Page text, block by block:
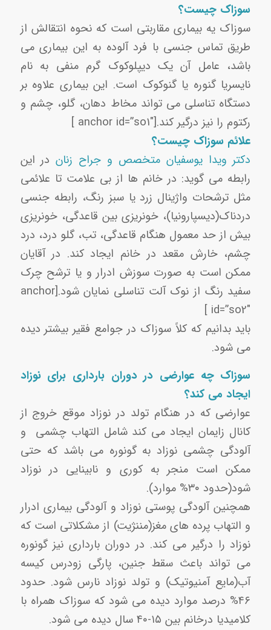
سوزاک چیست؟
سوزاک یه بیماری مقاربتی است که نحوه انتقالش از
طریق تماس جنسی با فرد آلوده به این بیماری می
باشد، عامل آن یک دیپلوکوک گرم منفی به نام
نایسریا گنوره یا گنوکوک است. این بیماری علاوه بر
دستگاه تناسلی می تواند مخاط دهان، گلو، چشم و
رکتوم را نیز درگیر کند.[anchor id=”so1″ ]
علائم سوزاک چیست؟
دکتر ویدا یوسفیان متخصص و جراح زناندر این
رابطه می گوید: در خانم ها از بی علامت تا علائمی
مثل ترشحات واژینال زرد یا سبز رنگ، رابطه جنسی
دردناک(دیسپارونیا)، خونریزی بین قاعدگی، خونریزی
بیش از حد معمول هنگام قاعدگی، تب، گلو درد، درد
چشم، خارش مقعد در خانم ایجاد کند. در آقایان
ممکن است به صورت سوزش ادرار و یا ترشح چرک
سفید رنگ از نوک آلت تناسلی نمایان شود.[anchor
id=”so2″ ]
باید بدانیم که کلاً سوزاک در جوامع فقیر بیشتر دیده
می شود.
سوزاک چه عوارضی در دوران بارداری برای نوزاد
ایجاد می کند؟
عوارضی که در هنگام تولد در نوزاد موقع خروج از
کانال زایمان ایجاد می کند شامل التهاب چشمی و
آلودگی چشمی نوزاد به گونوره می باشد که حتی
ممکن است منجر به کوری و نابینایی در نوزاد
شود(حدود ۳۰% موارد).
همچنین آلودگی پوستی نوزاد و آلودگی بیماری ادرار
و التهاب پرده های مغز(مننژیت) از مشکلاتی است که
نوزاد را درگیر می کند. در دوران بارداری نیز گونوره
می تواند باعث سقط جنین، پارگی زودرس کیسه
آب(مایع آمنیوتیک) و تولد نوزاد نارس شود. حدود
۴۶% درصد موارد دیده می شود که سوزاک همراه با
کلامیدیا درخانم بین ۱۵-۴۰ سال دیده می شود.